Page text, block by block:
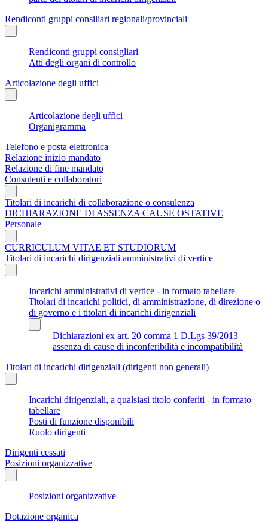
Rendiconti gruppi consiliari regionali/provinciali
Rendiconti gruppi consigliari
Atti degli organi di controllo
Articolazione degli uffici
Articolazione degli uffici
Organigramma
Telefono e posta elettronica
Relazione inizio mandato
Relazione di fine mandato
Consulenti e collaboratori
Titolari di incarichi di collaborazione o consulenza
DICHIARAZIONE DI ASSENZA CAUSE OSTATIVE
Personale
CURRICULUM VITAE ET STUDIORUM
Titolari di incarichi dirigenziali amministrativi di vertice
Incarichi amministrativi di vertice - in formato tabellare
Titolari di incarichi politici, di amministrazione, di direzione o
di governo e i titolari di incarichi dirigenziali
Dichiarazioni ex art. 20 comma 1 D.Lgs 39/2013 –
assenza di cause di inconferibilità e incompatibilità
Titolari di incarichi dirigenziali (dirigenti non generali)
Incarichi dirigenziali, a qualsiasi titolo conferiti - in formato
tabellare
Posti di funzione disponibili
Ruolo dirigenti
Dirigenti cessati
Posizioni organizzative
Posizioni organizzative
Dotazione organica